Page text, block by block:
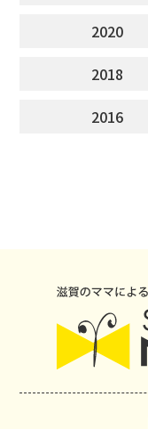
2020
2018
2016